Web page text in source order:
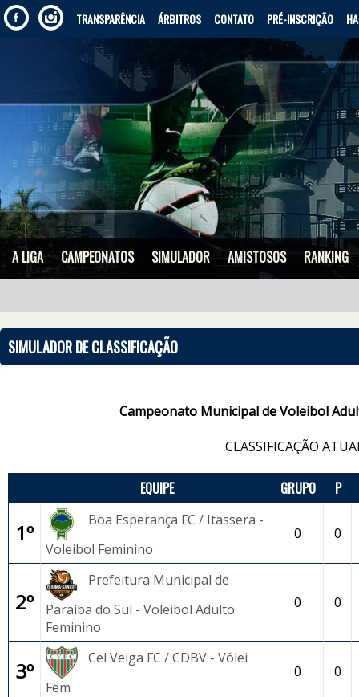
TRANSPARÊNCIA ÁRBITROS CONTATO PRÉ-INSCRIÇÃO
A LIGA CAMPEONATOS SIMULADOR AMISTOSOS RANKING
SIMULADOR DE CLASSIFICAÇÃO
Campeonato Municipal de Voleibol
CLASSIFICAÇÃO
EQUIPE GRUPO P
1º
Boa Esperança FC / Itassera -
Voleibol Feminino
0 0
2º
Prefeitura Municipal de
Paraíba do Sul - Voleibol Adulto
Feminino
0 0
3º
Cel Veiga FC / CDBV - Vôlei
Fem
0 0